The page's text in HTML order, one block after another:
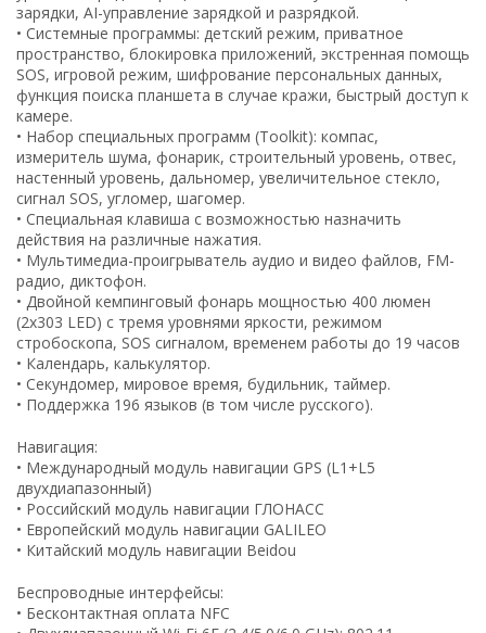
зарядки, AI-управление зарядкой и разрядкой.
• Системные программы: детский режим, приватное
пространство, блокировка приложений, экстренная помощь
SOS, игровой режим, шифрование персональных данных,
функция поиска планшета в случае кражи, быстрый доступ к
камере.
• Набор специальных программ (Toolkit): компас,
измеритель шума, фонарик, строительный уровень, отвес,
настенный уровень, дальномер, увеличительное стекло,
сигнал SOS, угломер, шагомер.
• Специальная клавиша с возможностью назначить
действия на различные нажатия.
• Мультимедиа-проигрыватель аудио и видео файлов, FM-
радио, диктофон.
• Двойной кемпинговый фонарь мощностью 400 люмен
(2x303 LED) с тремя уровнями яркости, режимом
стробоскопа, SOS сигналом, временем работы до 19 часов
• Календарь, калькулятор.
• Секундомер, мировое время, будильник, таймер.
• Поддержка 196 языков (в том числе русского).
Навигация:
• Международный модуль навигации GPS (L1+L5
двухдиапазонный)
• Российский модуль навигации ГЛОНАСС
• Европейский модуль навигации GALILEO
• Китайский модуль навигации Beidou
Беспроводные интерфейсы:
• Бесконтактная оплата NFC